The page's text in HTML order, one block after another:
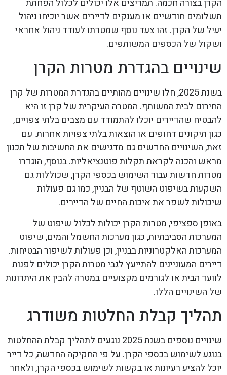
הקרן בצורה חכמה. תמריצים אלו יכולים לכלול הפחתת
תשלומים חודשיים או מענקים לדיירים אשר יוכיחו ניהול
יעיל של הקרן. זהו צעד נוסף שמטרתו לעודד ניהול אחראי
ושקול של הכספים המשותפים.
שינויים בהגדרת מטרות הקרן
בשנת 2025, חלו שינויים מהותיים בהגדרת המטרות של קרן
החירום לבית המשותף. המטרה העיקרית של קרן זו היא
להבטיח שהדיירים יוכלו להתמודד עם מצבים בלתי צפויים,
כגון תיקונים דחופים או הוצאות בלתי צפויות אחרות. עם
זאת, השינויים החדשים גם מדגישים את החשיבות של תכנון
מראש והכנה לקראת תקלות פוטנציאליות. בנוסף, הוגדרו
מטרות חדשות עבור השימוש בכספי הקרן, שכוללות גם
השקעות בשיפוט השוטף של הבניין, כמו גם פעולות
שיכולות לשפר את איכות החיים של הדיירים.
באופן ספציפי, מטרות הקרן יכולות לכלול שיפוט של
המערכות הסביבתיות, כגון מערכות החשמל והמים, שיפוט
המערכות האלקטרוניות בבניין, וכן פעולות לשיפור הבטיחות.
דיירים המעוניינים להתייעץ לגבי מטרות הקרן יכולים לפנות
לוועד הבית או לגורמים מקצועיים במטרה להבין את היתרונות
של השינויים הללו.
תהליך קבלת החלטות משודרג
שינויים נוספים בשנת 2025 נוגעים לתהליך קבלת ההחלטות
בנוגע לשימוש בכספי הקרן. על פי החקיקה החדשה, כל דייר
יוכל להציע רעיונות או בקשות לשימוש בכספי הקרן, ולאחר